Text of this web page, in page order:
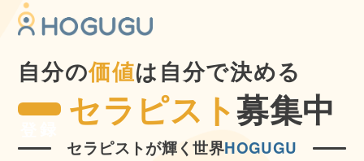
自分の価値は自分で決める
セラピスト募集中
セラピストが輝く世界HOGUGU